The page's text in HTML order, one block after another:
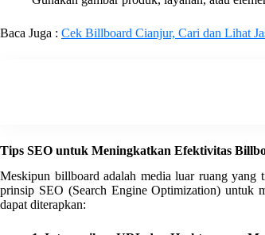
Baca Juga : Cek Billboard Cianjur, Cari dan Lihat
Tips SEO untuk Meningkatkan Efektivitas
Meskipun billboard adalah media luar ruang yang
prinsip SEO (Search Engine Optimization) untuk
dapat diterapkan: